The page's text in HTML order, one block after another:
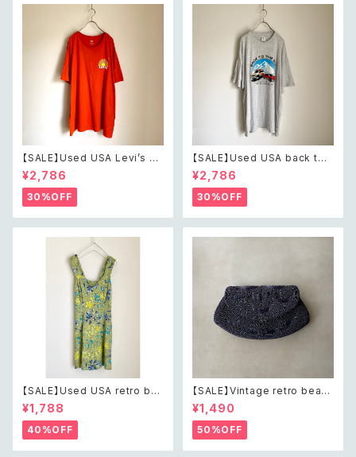
【SALE】Used USA Levi’s su
nrise design orange t shirt
レトロ アメリカ ユーズド 古着
リーバイス サンライズ デザイン
オレンジ Tシャツ XXL
¥2,786
30%OFF
【SALE】Used USA back to t
he 80s car design t shirt レ
トロ アメリカ ユーズド 古着 カ
ーデザイン ライトグレー Tシャ
ツ XXL
¥2,786
30%OFF
【SALE】Used USA retro bot
anical flower salopette sh
ort pants レトロ アメリカ ユー
ズド 古着 ライトグリーン ボタニ
カル フラワー サロペット ショー
トパンツ
¥1,788
40%OFF
【SALE】Vintage retro bead
s embroidery navy blue po
uch レトロ ヴィンテージ ホワイ
ト ビーズ刺繍 ネイビー 紺色 ポ
ーチ
¥1,490
50%OFF